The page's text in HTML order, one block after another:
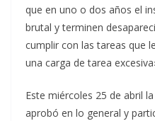
que en uno o dos años el
brutal y terminen
cumplir con las tareas que
una carga de tarea
Este miércoles 25 de abril
aprobó en lo general y